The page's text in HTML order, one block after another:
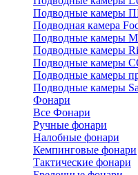
Подводные камеры
Подводная камера
Подводные камеры
Подводные камеры
Подводные камеры
Подводные камеры
Подводные камеры
Фонари
Все Фонари
Ручные фонари
Налобные фонари
Кемпинговые фонари
Тактические фонари